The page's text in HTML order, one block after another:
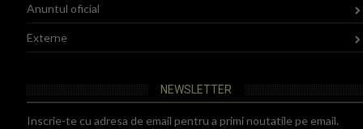
Anuntul oficial
Externe
NEWSLETTER
Inscrie-te cu adresa de email pentru a primi noutatile pe email.